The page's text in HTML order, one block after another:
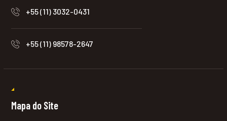
+55 (11) 3032-0431
+55 (11) 98578-2647
Mapa do Site